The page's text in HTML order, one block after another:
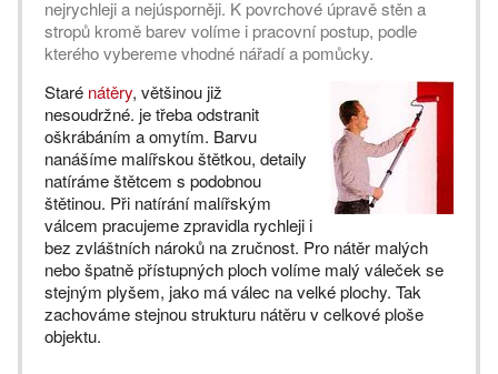
nejrychleji a nejúsporněji. K povrchové úpravě stěn a
stropů kromě barev volíme i pracovní postup, podle
kterého vybereme vhodné nářadí a pomůcky.
Staré nátěry, většinou již
nesoudržné. je třeba odstranit
oškrábáním a omytím. Barvu
nanášíme malířskou štětkou, detaily
natíráme štětcem s podobnou
štětinou. Při natírání malířským
válcem pracujeme zpravidla rychleji i
bez zvláštních nároků na zručnost. Pro nátěr malých
nebo špatně přístupných ploch volíme malý váleček se
stejným plyšem, jako má válec na velké plochy. Tak
zachováme stejnou strukturu nátěru v celkové ploše
objektu.